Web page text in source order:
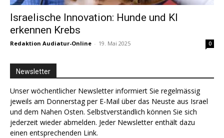
Israelische Innovation: Hunde und KI
erkennen Krebs
Redaktion Audiatur-Online - 19. Mai 2025 0
Newsletter
Unser wöchentlicher Newsletter informiert Sie regelmässig
jeweils am Donnerstag per E-Mail über das Neuste aus Israel
und dem Nahen Osten. Selbstverständlich können Sie sich
jederzeit wieder abmelden. Jeder Newsletter enthält dazu
einen entsprechenden Link.